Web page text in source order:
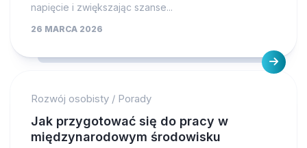
napięcie i zwiększając szanse...
26 MARCA 2026
Rozwój osobisty / Porady
Jak przygotować się do pracy w
międzynarodowym środowisku